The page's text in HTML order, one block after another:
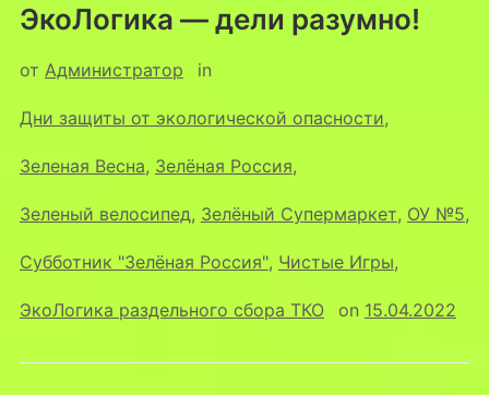
ЭкоЛогика — дели разумно!
от Администратор in
Дни защиты от экологической опасности,
Зеленая Весна, Зелёная Россия,
Зеленый велосипед, Зелёный Супермаркет, ОУ №5,
Субботник "Зелёная Россия", Чистые Игры,
ЭкоЛогика раздельного сбора ТКО on 15.04.2022